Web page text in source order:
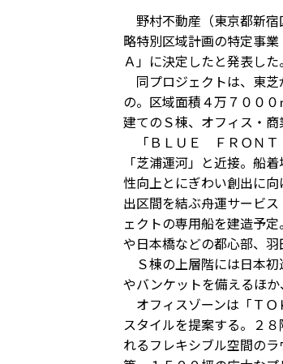
野村不動産（東京都新
略特別区域計画の特定事
Ａ」に決定したと発表した。
同プロジェクトは、東芝
の。区域面積４万７００
建てのＳ棟、オフィス・
「ＢＬＵＥ ＦＲＯＮＴ
「芝浦運河」と近接。船
性向上とにぎわい創出に
出区間を結ぶ舟運サービ
ェクトの専用船を建造予
や日本橋などの都心部、羽
Ｓ棟の上層階には日本初
やバンケットを備えるほ
オフィスゾーンは「Ｔ
スタイルを提案する。２
れるフレキシブル空間の